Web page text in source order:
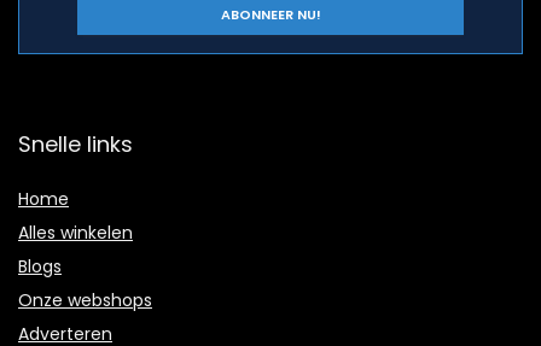
Snelle links
Home
Alles winkelen
Blogs
Onze webshops
Adverteren